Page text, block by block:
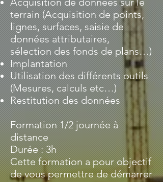
terrain (Acquisition de points,
lignes, surfaces, saisie de
données attributaires,
sélection des fonds de plans…)
Implantation
Utilisation des différents outils
(Mesures, calculs etc…)
Restitution des données
Formation 1/2 journée à
distance
Durée : 3h
Cette formation a pour objectif
de vous permettre de démarrer